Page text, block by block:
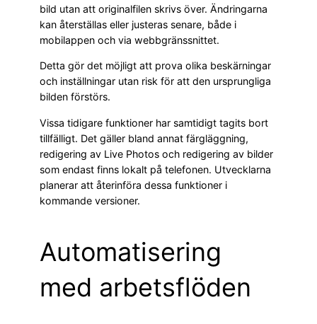
bild utan att originalfilen skrivs över. Ändringarna
kan återställas eller justeras senare, både i
mobilappen och via webbgränssnittet.
Detta gör det möjligt att prova olika beskärningar
och inställningar utan risk för att den ursprungliga
bilden förstörs.
Vissa tidigare funktioner har samtidigt tagits bort
tillfälligt. Det gäller bland annat färgläggning,
redigering av Live Photos och redigering av bilder
som endast finns lokalt på telefonen. Utvecklarna
planerar att återinföra dessa funktioner i
kommande versioner.
Automatisering
med arbetsflöden